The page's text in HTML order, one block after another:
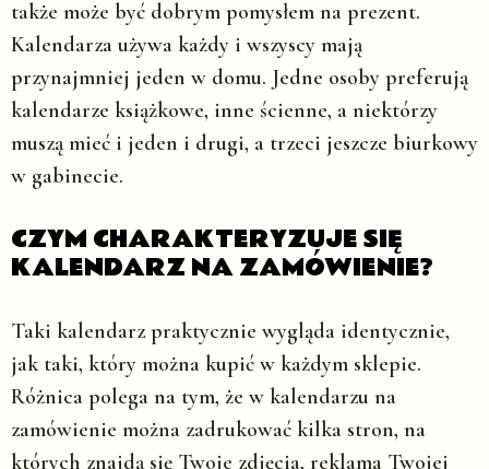
także może być dobrym pomysłem na prezent.
Kalendarza używa każdy i wszyscy mają
przynajmniej jeden w domu. Jedne osoby preferują
kalendarze książkowe, inne ścienne, a niektórzy
muszą mieć i jeden i drugi, a trzeci jeszcze biurkowy
w gabinecie.
CZYM CHARAKTERYZUJE SIĘ
KALENDARZ NA ZAMÓWIENIE?
Taki kalendarz praktycznie wygląda identycznie,
jak taki, który można kupić w każdym sklepie.
Różnica polega na tym, że w kalendarzu na
zamówienie można zadrukować kilka stron, na
których znajdą się Twoje zdjęcia, reklama Twojej